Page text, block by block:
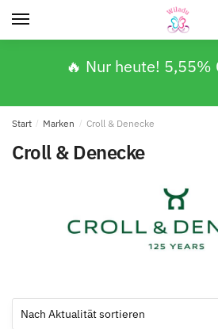
🔥 Nur heute! 5,55%
Start / Marken / Croll & Denecke
Croll & Denecke